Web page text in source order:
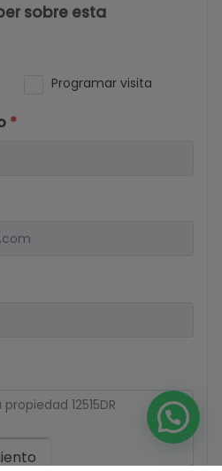
sobre esta
Programar visita
*